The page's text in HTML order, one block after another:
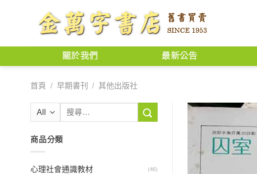
關於我們 最新公告
首頁 / 早期書刊 / 其他出版社
鍵
商品分類
心理社會通識教材 (46)